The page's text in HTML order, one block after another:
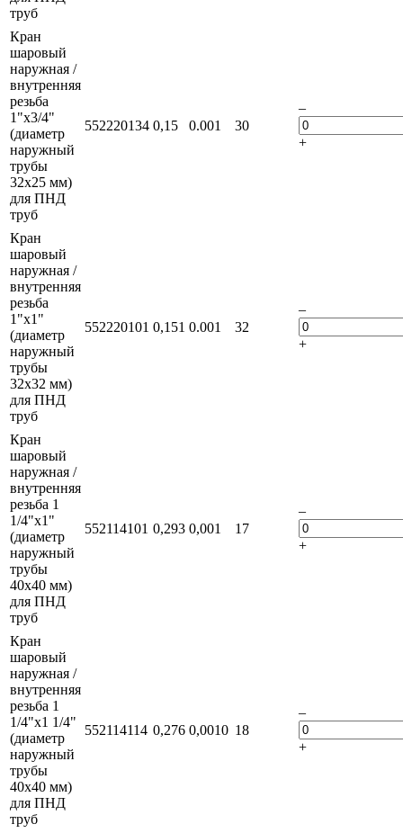
труб
Кран
шаровый
наружная /
внутренняя
резьба
1"х3/4"
(диаметр
наружный
трубы
32х25 мм)
для ПНД
труб
552220134 0,15 0.001 30
–
+
Кран
шаровый
наружная /
внутренняя
резьба
1"х1"
(диаметр
наружный
трубы
32х32 мм)
для ПНД
труб
552220101 0,151 0.001 32
–
+
Кран
шаровый
наружная /
внутренняя
резьба 1
1/4"х1"
(диаметр
наружный
трубы
40х40 мм)
для ПНД
труб
552114101 0,293 0,001 17
–
+
Кран
шаровый
наружная /
внутренняя
резьба 1
1/4"х1 1/4"
(диаметр
наружный
трубы
40х40 мм)
для ПНД
труб
552114114 0,276 0,0010 18
–
+